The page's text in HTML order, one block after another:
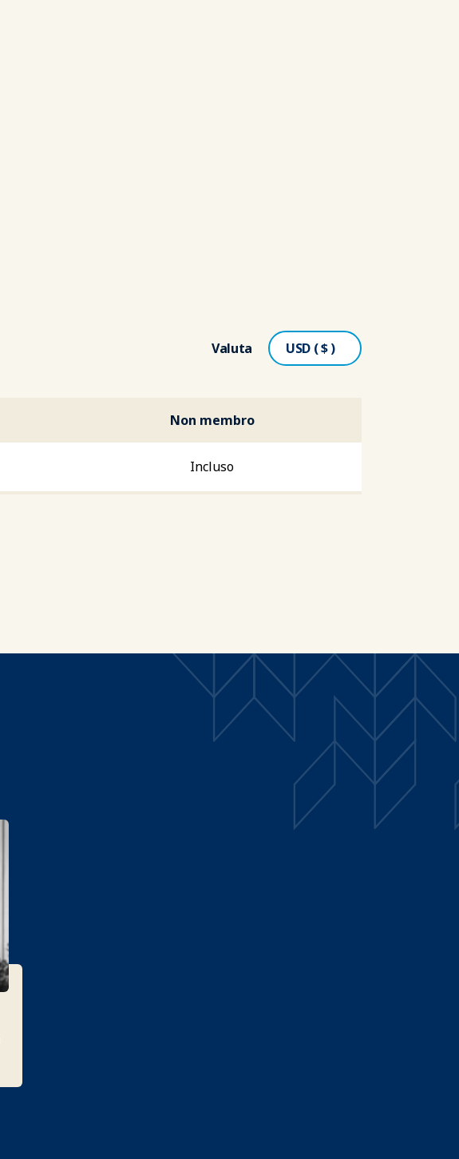
Valuta
Non membro
Incluso